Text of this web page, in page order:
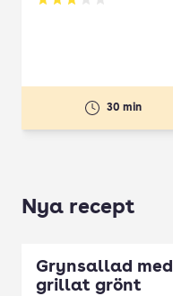
Betyg: 3.22 av 5
30 min
Nya recept
Grynsallad med
grillat grönt